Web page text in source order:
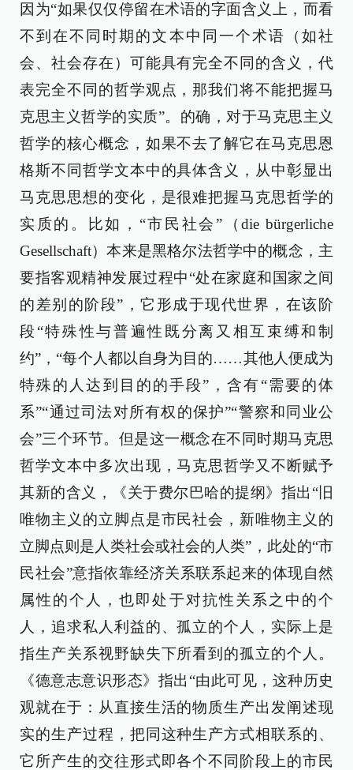
因为“如果仅仅停留在术语的字面含义上，而看
不到在不同时期的文本中同一个术语（如社
会、社会存在）可能具有完全不同的含义，代
表完全不同的哲学观点，那我们将不能把握马
克思主义哲学的实质”。的确，对于马克思主义
哲学的核心概念，如果不去了解它在马克思恩
格斯不同哲学文本中的具体含义，从中彰显出
马克思思想的变化，是很难把握马克思哲学的
实质的。比如，“市民社会”（die bürgerliche
Gesellschaft）本来是黑格尔法哲学中的概念，主
要指客观精神发展过程中“处在家庭和国家之间
的差别的阶段”，它形成于现代世界，在该阶
段“特殊性与普遍性既分离又相互束缚和制
约”，“每个人都以自身为目的……其他人便成为
特殊的人达到目的的手段”，含有“需要的体
系”“通过司法对所有权的保护”“警察和同业公
会”三个环节。但是这一概念在不同时期马克思
哲学文本中多次出现，马克思哲学又不断赋予
其新的含义，《关于费尔巴哈的提纲》指出“旧
唯物主义的立脚点是市民社会，新唯物主义的
立脚点则是人类社会或社会的人类”，此处的“市
民社会”意指依靠经济关系联系起来的体现自然
属性的个人，也即处于对抗性关系之中的个
人，追求私人利益的、孤立的个人，实际上是
指生产关系视野缺失下所看到的孤立的个人。
《德意志意识形态》指出“由此可见，这种历史
观就在于：从直接生活的物质生产出发阐述现
实的生产过程，把同这种生产方式相联系的、
它所产生的交往形式即各个不同阶段上的市民